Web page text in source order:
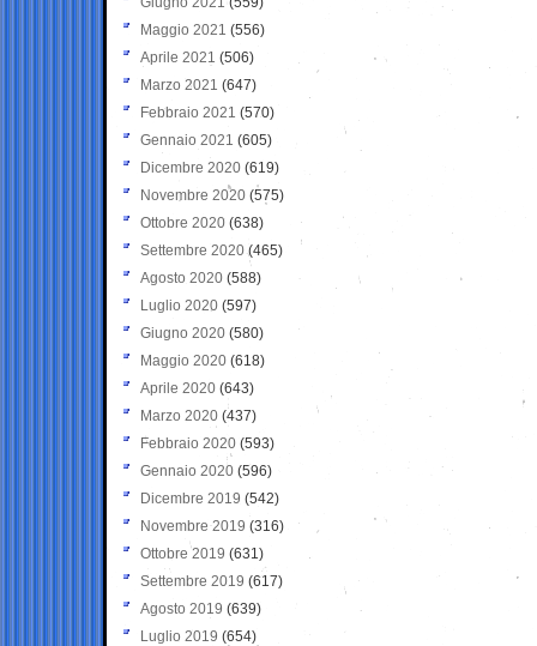
Maggio 2021 (556)
Aprile 2021 (506)
Marzo 2021 (647)
Febbraio 2021 (570)
Gennaio 2021 (605)
Dicembre 2020 (619)
Novembre 2020 (575)
Ottobre 2020 (638)
Settembre 2020(465)
Agosto 2020 (588)
Luglio 2020 (597)
Giugno 2020 (580)
Maggio 2020 (618)
Aprile 2020 (643)
Marzo 2020 (437)
Febbraio 2020 (593)
Gennaio 2020 (596)
Dicembre 2019 (542)
Novembre 2019 (316)
Ottobre 2019 (631)
Settembre 2019 (617)
Agosto 2019 (639)
Luglio 2019 (654)